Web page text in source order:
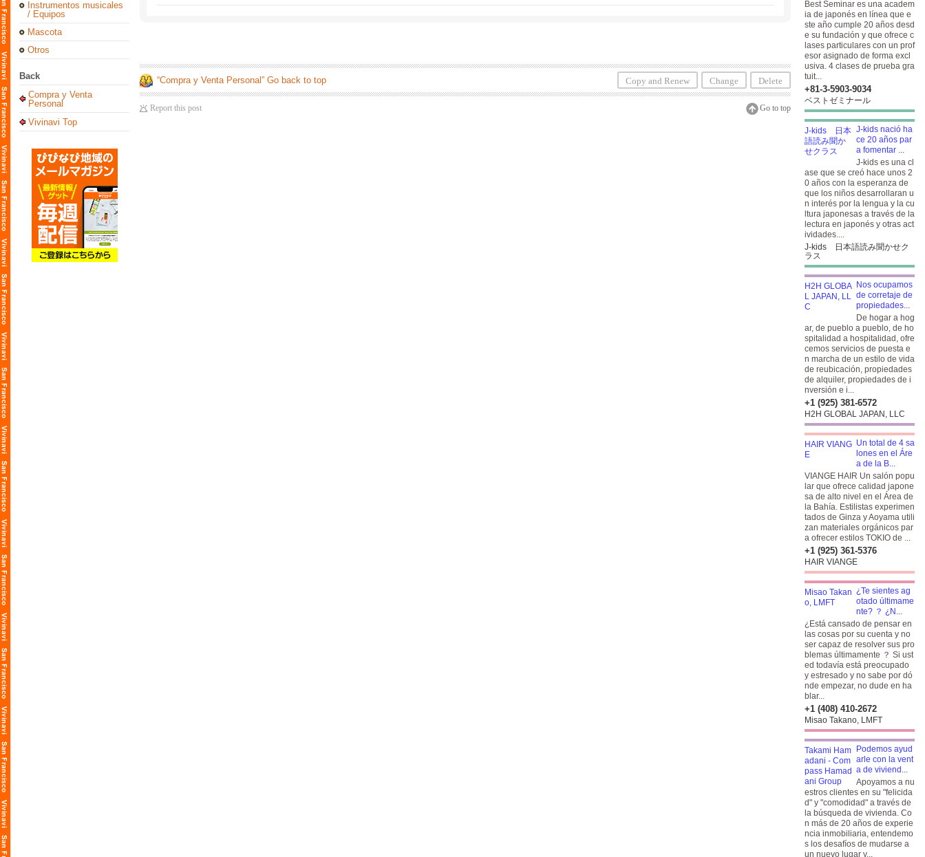
Instrumentos musicales
/ Equipos
Mascota
Otros
Back
Compra y Venta
Personal
Vivinavi Top
“Compra y Venta Personal” Go back to top Copy and Renew Change Delete
Report this post Go to top
Best Seminar es una academ
ia de japonés en línea que e
ste año cumple 20 años desd
e su fundación y que ofrece c
lases particulares con un prof
esor asignado de forma excl
usiva. 4 clases de prueba gra
tuit...
+81-3-5903​-9034
ベストゼミナール
J-kids nació ha
ce 20 años par
a fomentar ...
J-kids es una cl
ase que se creó hace unos 2
0 años con la esperanza de
que los niños desarrollaran u
n interés por la lengua y la cu
ltura japonesas a través de la
lectura en japonés y otras act
ividades....
J-kids 日本語読み聞かせク
ラス
Nos ocupamos
de corretaje de
propiedades...
De hogar a hog
ar, de pueblo a pueblo, de ho
spitalidad a hospitalidad, ofre
cemos servicios de puesta e
n marcha de un estilo de vida
de reubicación, propiedades
de alquiler, propiedades de i
nversión e i...
+1 (925) 381-6572
H2H GLOBAL JAPAN, LLC
Un total de 4 sa
lones en el Áre
a de la B...
VIANGE HAIR Un salón popu
lar que ofrece calidad japone
sa de alto nivel en el Área de
la Bahía. Estilistas experimen
tados de Ginza y Aoyama utili
zan materiales orgánicos par
a ofrecer estilos TOKIO de ...
+1 (925) 361-5376
HAIR VIANGE
¿Te sientes ag
otado últimame
nte? ？ ¿N...
¿Está cansado de pensar en
las cosas por su cuenta y no
ser capaz de resolver sus pro
blemas últimamente ？ Si ust
ed todavía está preocupado
y estresado y no sabe por dó
nde empezar, no dude en ha
blar...
+1 (408) 410-2672
Misao Takano, LMFT
Podemos ayud
arle con la vent
a de viviend...
Apoyamos a nu
estros clientes en su "felicida
d" y "comodidad" a través de
la búsqueda de vivienda. Co
n más de 20 años de experie
ncia inmobiliaria, entendemo
s los desafíos de mudarse a
un nuevo lugar y...